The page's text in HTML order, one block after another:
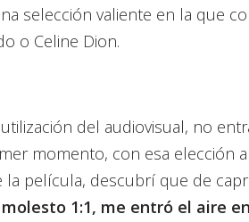
selección valiente en la que
o Celine Dion.
del audiovisual, no
momento, con esa elección
la película, descubrí que de
1:1, me entró el aire